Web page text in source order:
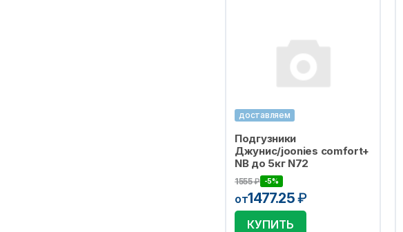
доставляем
Подгузники
Джунис/joonies comfort+
NB до 5кг N72
1555₽ -5%
от1477.25₽
КУПИТЬ